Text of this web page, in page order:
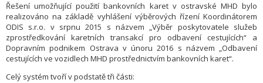
Řešení umožňující použití bankovních karet v ostravské MHD bylo
realizováno na základě vyhlášení výběrových řízení Koordinátorem
ODIS s.r.o. v srpnu 2015 s názvem „Výběr poskytovatele služeb
zprostředkování karetních transakcí pro odbavení cestujících“ a
Dopravním podnikem Ostrava v únoru 2016 s názvem „Odbavení
cestujících ve vozidlech MHD prostřednictvím bankovních karet“.
Celý systém tvoří v podstatě tři části: